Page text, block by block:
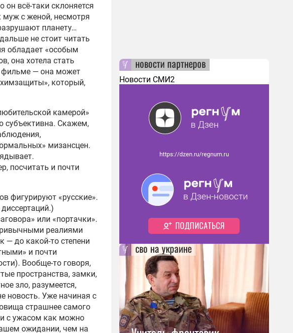
он всё-таки склоняется
муж с женой, несмотря
планету…
не стоит читать
обладает «особым
она хотела стать
— она может
который,
камерой»
субъективна. Скажем,
мизансцен.
посчитать и почти
фигурируют «русские».
или «портачки».
реалиями
— до какой-то степени
и почти
Вообще-то говоря,
пространства, замки,
зло, разумеется,
новость. Уже начиная с
страшнее самого
с ужасом как можно
ожидании, чем на
новости партнеров
Новости СМИ2
сво на украине